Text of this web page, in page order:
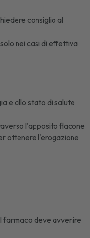
consiglio al
solo nei casi di effettiva
e allo stato di salute
l'apposito flacone
ottenere l'erogazione
farmaco deve avvenire